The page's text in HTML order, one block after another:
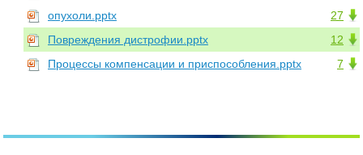
27
опухоли.pptx
12
Повреждения дистрофии.pptx
7
Процессы компенсации и приспособления.pptx